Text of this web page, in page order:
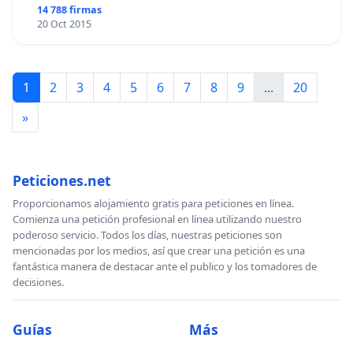
14 788 firmas
20 Oct 2015
1 2 3 4 5 6 7 8 9 ...
20
»
Peticiones.net
Proporcionamos alojamiento gratis para peticiones en línea.
Comienza una petición profesional en línea utilizando nuestro
poderoso servicio. Todos los días, nuestras peticiones son
mencionadas por los medios, así que crear una petición es una
fantástica manera de destacar ante el publico y los tomadores de
decisiones.
Guías Más